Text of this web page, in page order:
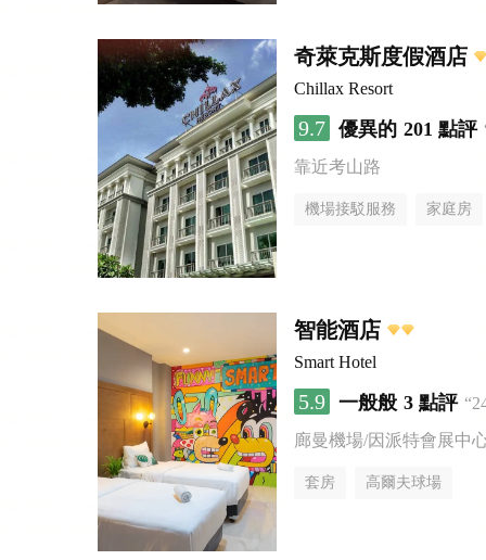
奇萊克斯度假酒店
Chillax Resort
9.7 優異的 201 點評
靠近考山路
機場接駁服務 家庭房
智能酒店
Smart Hotel
5.9 一般般 3 點評
廊曼機場/因派特會展中
套房 高爾夫球場